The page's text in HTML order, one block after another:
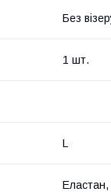
Без
1 шт.
L
Еластан,